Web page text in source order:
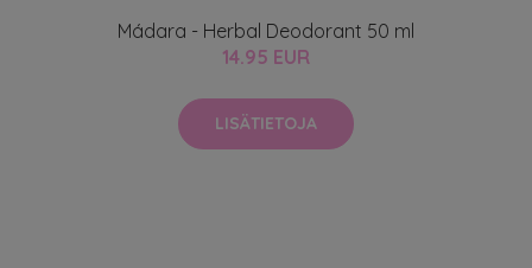
Mádara - Herbal Deodorant 50 ml
14.95 EUR
LISÄTIETOJA